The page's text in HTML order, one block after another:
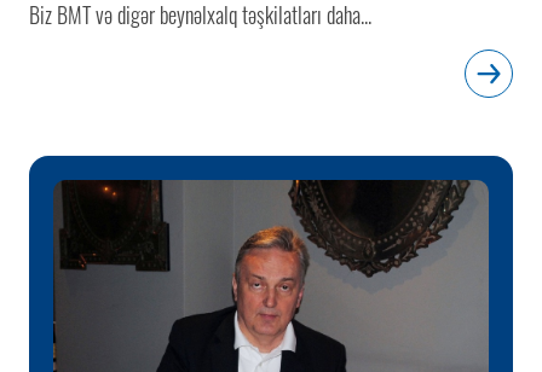
Biz BMT və digər beynəlxalq təşkilatları daha...